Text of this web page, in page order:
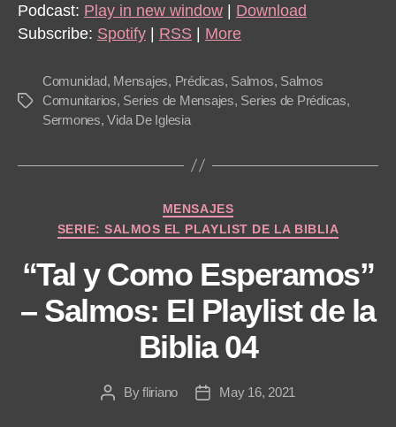
Podcast: Play in new window | Download
Subscribe: Spotify | RSS | More
Tags
Comunidad, Mensajes, Prédicas, Salmos, Salmos
Comunitarios, Series de Mensajes, Series de Prédicas,
Sermones,Vida De Iglesia
Categories
MENSAJES
SERIE: SALMOS EL PLAYLIST DE LA BIBLIA
“Tal y Como Esperamos”
– Salmos: El Playlist de la
Biblia 04
PostByfliriano
PostMay 16, 2021